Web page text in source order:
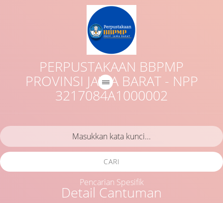
PERPUSTAKAAN BBPMP
PROVINSI JAWA BARAT - NPP
3217084A1000002
Detail Cantuman
CARI
Pencarian Spesifik